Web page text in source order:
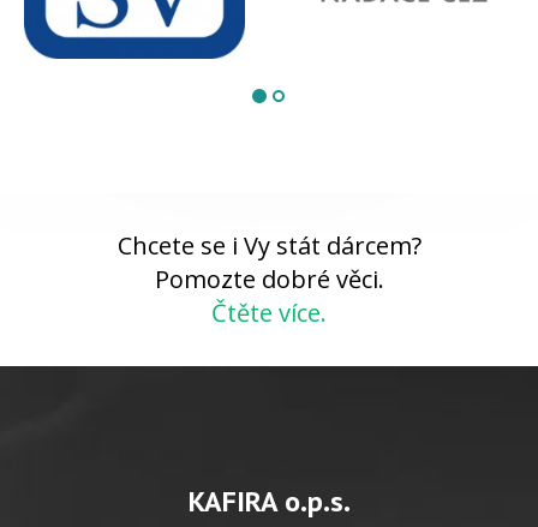
Chcete se i Vy stát dárcem?
Pomozte dobré věci.
Čtěte více.
KAFIRA o.p.s.